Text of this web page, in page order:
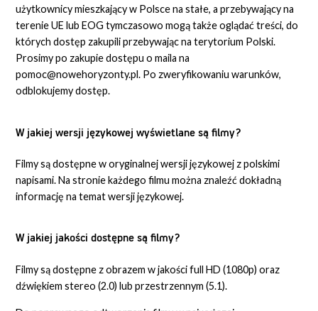
użytkownicy mieszkający w Polsce na stałe, a przebywający na
terenie UE lub EOG tymczasowo mogą także oglądać treści, do
których dostęp zakupili przebywając na terytorium Polski.
Prosimy po zakupie dostępu o maila na
pomoc@nowehoryzonty.pl. Po zweryfikowaniu warunków,
odblokujemy dostęp.
W jakiej wersji językowej wyświetlane są filmy?
Filmy są dostępne w oryginalnej wersji językowej z polskimi
napisami. Na stronie każdego filmu można znaleźć dokładną
informację na temat wersji językowej.
W jakiej jakości dostępne są filmy?
Filmy są dostępne z obrazem w jakości full HD (1080p) oraz
dźwiękiem stereo (2.0) lub przestrzennym (5.1).